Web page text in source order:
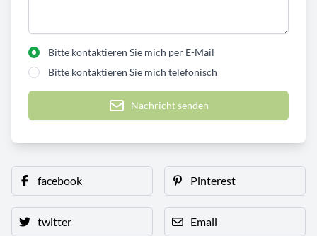
Bitte kontaktieren Sie mich per E-Mail
Bitte kontaktieren Sie mich telefonisch
Nachricht senden
facebook Pinterest
twitter Email